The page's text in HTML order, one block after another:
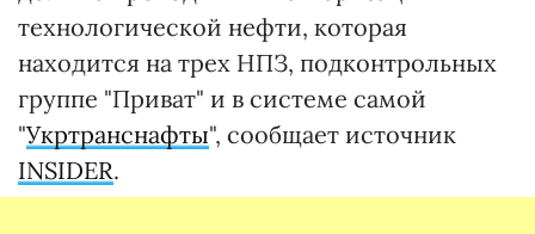
технологической нефти, которая
находится на трех НПЗ, подконтрольных
группе "Приват" и в системе самой
"Укртранснафты", сообщает источник
INSIDER.